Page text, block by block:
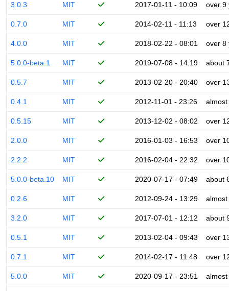
3.0.3 MIT 2017-01-11 - 10:09 over 9
0.7.0 MIT 2014-02-11 - 11:13 over
4.0.0 MIT 2018-02-22 - 08:01 over 8
5.0.0-beta.1 MIT 2019-07-08 - 14:19 about
0.5.7 MIT 2013-02-20 - 20:40 over
0.4.1 MIT 2012-11-01 - 23:26
0.5.15 MIT 2013-12-02 - 08:02 over
2.0.0 MIT 2016-01-03 - 16:53 over
2.2.2 MIT 2016-02-04 - 22:32 over
5.0.0-beta.10 MIT 2020-07-17 - 07:49 about
0.2.6 MIT 2012-09-24 - 13:29
3.2.0 MIT 2017-07-01 - 12:12 about
0.5.1 MIT 2013-02-04 - 09:43 over
0.7.1 MIT 2014-02-17 - 11:48 over
5.0.0 MIT 2020-09-17 - 23:51